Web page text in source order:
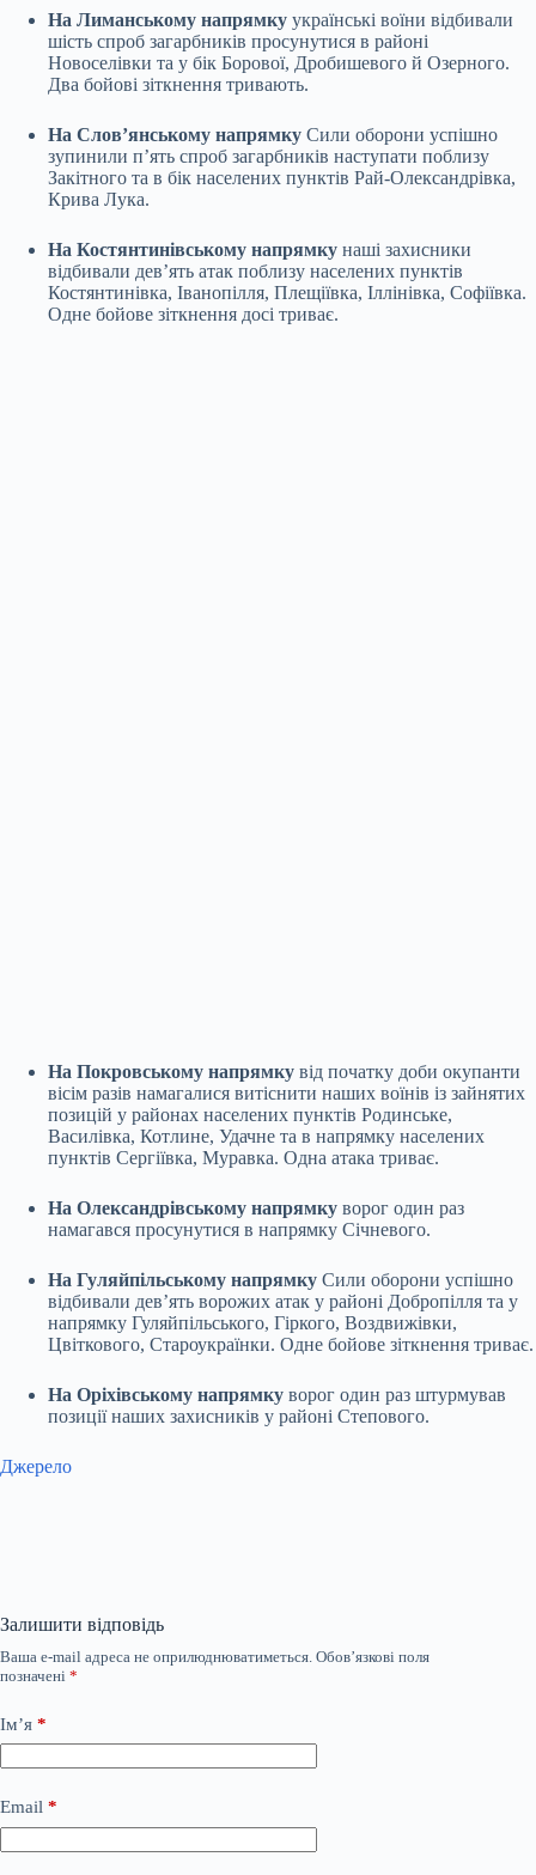
На Лиманському напрямку українські воїни відбивали
шість спроб загарбників просунутися в районі
Новоселівки та у бік Борової, Дробишевого й Озерного.
Два бойові зіткнення тривають.
На Слов’янському напрямку Сили оборони успішно
зупинили п’ять спроб загарбників наступати поблизу
Закітного та в бік населених пунктів Рай-Олександрівка,
Крива Лука.
На Костянтинівському напрямку наші захисники
відбивали дев’ять атак поблизу населених пунктів
Костянтинівка, Іванопілля, Плещіївка, Іллінівка, Софіївка.
Одне бойове зіткнення досі триває.
На Покровському напрямку від початку доби окупанти
вісім разів намагалися витіснити наших воїнів із зайнятих
позицій у районах населених пунктів Родинське,
Василівка, Котлине, Удачне та в напрямку населених
пунктів Сергіївка, Муравка. Одна атака триває.
На Олександрівському напрямку ворог один раз
намагався просунутися в напрямку Січневого.
На Гуляйпільському напрямку Сили оборони успішно
відбивали дев’ять ворожих атак у районі Добропілля та у
напрямку Гуляйпільського, Гіркого, Воздвижівки,
Цвіткового, Староукраїнки. Одне бойове зіткнення триває.
На Оріхівському напрямку ворог один раз штурмував
позиції наших захисників у районі Степового.
Джерело
Залишити відповідь
Ваша e-mail адреса не оприлюднюватиметься. Обов’язкові поля
позначені *
Ім’я *
Email *